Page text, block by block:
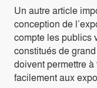
Un autre article
conception de
compte les publics
constitués de
doivent permettre
facilement aux